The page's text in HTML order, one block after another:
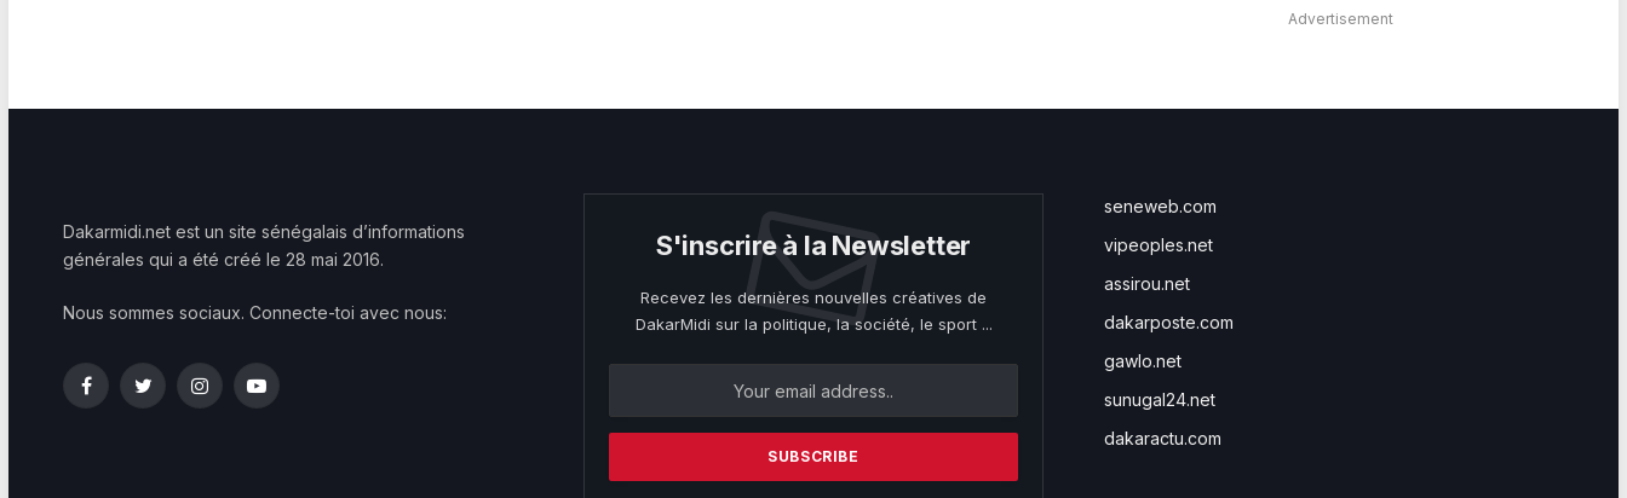
Advertisement
Dakarmidi.net est un site sénégalais d’informations
générales qui a été créé le 28 mai 2016.
Nous sommes sociaux. Connecte-toi avec nous:
FacebookTwitterInstagramYouTube
S'inscrire à la Newsletter
Recevez les dernières nouvelles créatives de
DakarMidi sur la politique, la société, le sport ...
seneweb.com
vipeoples.net
assirou.net
dakarposte.com
gawlo.net
sunugal24.net
dakaractu.com